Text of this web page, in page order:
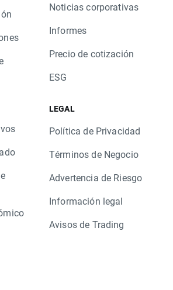
Noticias corporativas
Informes
Precio de cotización
ESG
LEGAL
Política de Privacidad
Términos de Negocio
Advertencia de Riesgo
Información legal
Avisos de Trading